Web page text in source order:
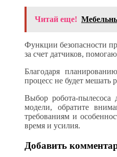
Читай еще!
Функции безопасности
за счет датчиков,
Благодаря
процесс не будет мешать
Выбор робота-пылесоса
модели, обратите
требованиям и
время и усилия.
Добавить